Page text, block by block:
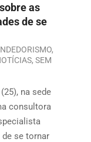
as
de se
,
, SEM
na sede
consultora
se tornar